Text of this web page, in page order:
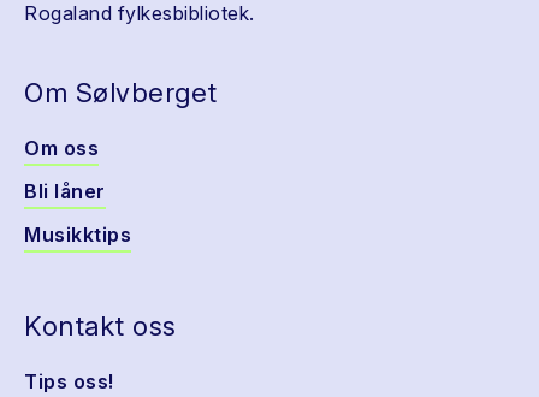
Rogaland fylkesbibliotek.
Om Sølvberget
Om oss
Bli låner
Musikktips
Kontakt oss
Tips oss!